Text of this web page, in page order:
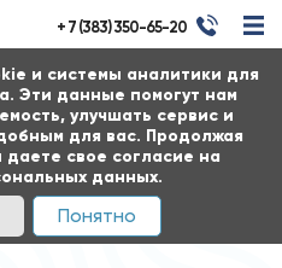
и системы аналитики для
Эти данные помогут нам
улучшать сервис и
для вас. Продолжая
даете свое согласие на
данных.
Понятно
+ 7 (383) 350-65-20